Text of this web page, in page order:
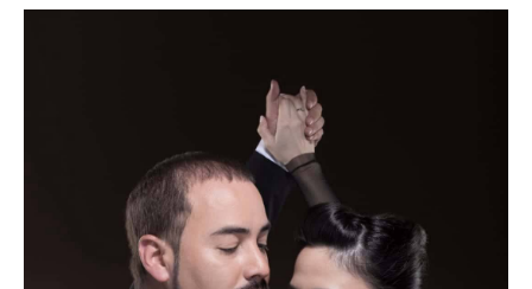
Мигель с Дайаной ведут интенсивную
с семинарами и мастер-классами, так
и принимая участие в фестивалях и танго-шоу.